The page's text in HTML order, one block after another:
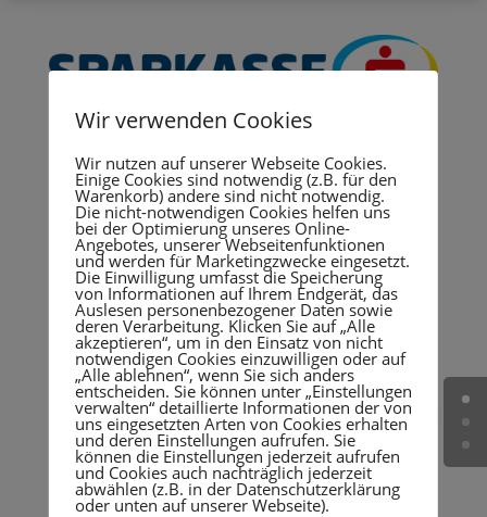
Wir verwenden Cookies
Wir nutzen auf unserer Webseite Cookies.
Einige Cookies sind notwendig (z.B. für den
Warenkorb) andere sind nicht notwendig.
Die nicht-notwendigen Cookies helfen uns
bei der Optimierung unseres Online-
Angebotes, unserer Webseitenfunktionen
und werden für Marketingzwecke eingesetzt.
Die Einwilligung umfasst die Speicherung
von Informationen auf Ihrem Endgerät, das
Auslesen personenbezogener Daten sowie
deren Verarbeitung. Klicken Sie auf „Alle
akzeptieren“, um in den Einsatz von nicht
notwendigen Cookies einzuwilligen oder auf
„Alle ablehnen“, wenn Sie sich anders
entscheiden. Sie können unter „Einstellungen
verwalten“ detaillierte Informationen der von
uns eingesetzten Arten von Cookies erhalten
und deren Einstellungen aufrufen. Sie
können die Einstellungen jederzeit aufrufen
und Cookies auch nachträglich jederzeit
abwählen (z.B. in der Datenschutzerklärung
oder unten auf unserer Webseite).